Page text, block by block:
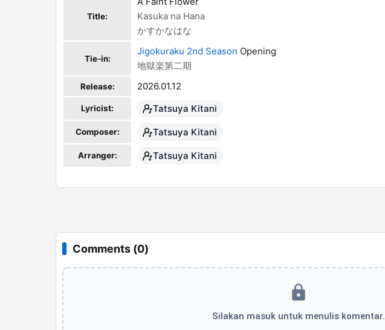
Featured Artist
BABYMETAL
Featured Artist
Title:
Kasuka na Hana
かすかなはな
Tie-in:
Jigokuraku 2nd Season Opening
地獄楽第二期
Release: 2026.01.12
Lyricist: Tatsuya Kitani
Composer: Tatsuya Kitani
Arranger: Tatsuya Kitani
Comments (0)
Silakan masuk untuk menulis komentar.